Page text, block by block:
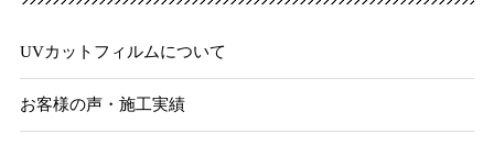
UVカットフィルムについて
お客様の声・施工実績